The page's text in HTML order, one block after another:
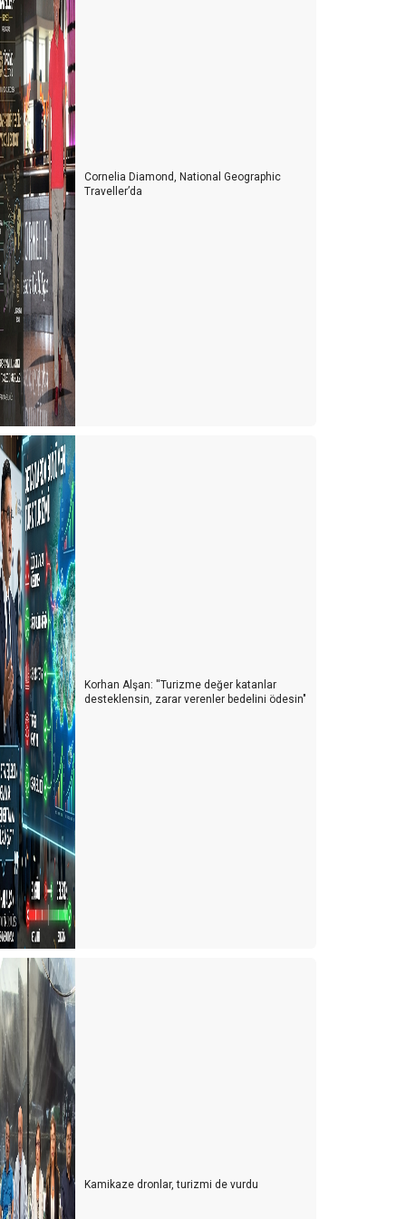
Siyasetin turizme bakış açısı
ITB Berlin Turizm Fuarının ardından
arada kaldı
depremzedelerin yaralarını sarıyor
2022’nin Ardından 2023 yılı beklentileri
vergisi muamması sürüyor
Milyon turist nerede?
sayısı arttıkça kazalar da artıyor
boşalt turizmi
neler oluyor?
otobüsleri kazaları artmaya başladı
Kastamonu'ya yolumuz düştü
cruise turları neden artmıyor?
tanıtım elçisi
ve Emekli Antalya'dan kaçıyor
olarak değil yerleşmeye geliyorlar
desteğe muhtaç
Antalyayı izledi
mı? Turizm mi?
özlemişiz
turizm sektöründen kaçıyor
ne yapsın?
yıl oteller yabancı turiste kalacak gibi...
esnafı artan kurlara karşı çareyi buldu
2022 için en büyük korkusu
çalışanı sektörden kaçıyor
yerli turiste ayrı fiyatlandırma yapmalı
Türk de olsa yabancı da olsa bekara otel odası yok
2021 yılında turizmde değişen bir şey yok
Bulgaristan'da turist olmak
Personel bulmak turist bulmaktan daha zor hale
gök turist doldu, ardından umarım vaka dolmaz
sahilleri dolu ama turistle değil
oksijeni tükenmek üzere
Cornelia Diamond, National Geographic
Traveller’da
Korhan Alşan: ''Turizme değer katanlar
desteklensin, zarar verenler bedelini ödesin"
Kamikaze dronlar, turizmi de vurdu